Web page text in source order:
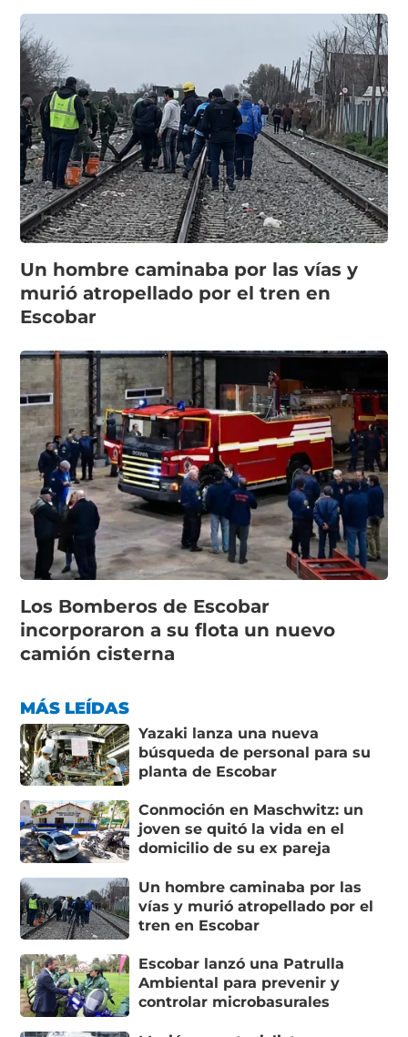
Un hombre caminaba por las vías y
murió atropellado por el tren en
Escobar
Los Bomberos de Escobar
incorporaron a su flota un nuevo
camión cisterna
MÁS LEÍDAS
Yazaki lanza una nueva
búsqueda de personal para su
planta de Escobar
Conmoción en Maschwitz: un
joven se quitó la vida en el
domicilio de su ex pareja
Un hombre caminaba por las
vías y murió atropellado por el
tren en Escobar
Escobar lanzó una Patrulla
Ambiental para prevenir y
controlar microbasurales